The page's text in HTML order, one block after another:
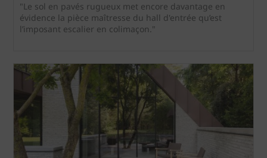
"Le sol en pavés rugueux met encore davantage en
évidence la pièce maîtresse du hall d'entrée qu’est
l’imposant escalier en colimaçon."